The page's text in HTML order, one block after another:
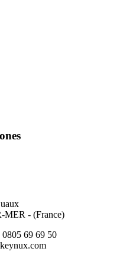
MER - (France)
0805 69 69 50